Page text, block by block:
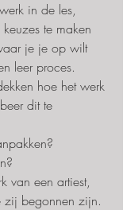
in de les,
te maken
je je op wilt
leer proces.
hoe het werk
dit te
van een artiest,
zij begonnen zijn.